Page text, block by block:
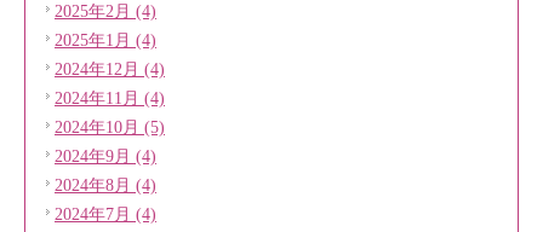
2025年2月 (4)
2025年1月 (4)
2024年12月 (4)
2024年11月 (4)
2024年10月 (5)
2024年9月 (4)
2024年8月 (4)
2024年7月 (4)